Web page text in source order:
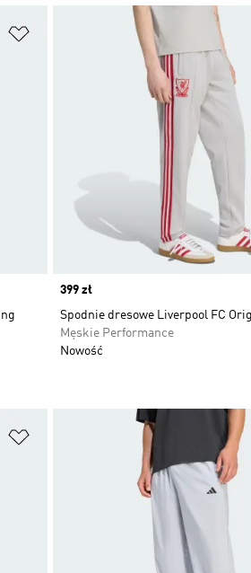
Dodaj do listy życzeń
Price
399 zł
Spodnie dresowe Liverpool FC
Męskie Performance
Nowość
Dodaj do listy życzeń